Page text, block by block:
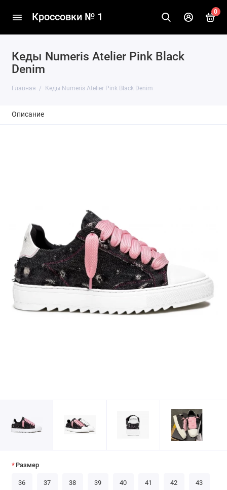
Кроссовки № 1 0
Кеды Numeris Atelier Pink Black
Denim
Главная Кеды Numeris Atelier Pink Black Denim
Описание
Размер
36 37 38 39 40 41 42 43